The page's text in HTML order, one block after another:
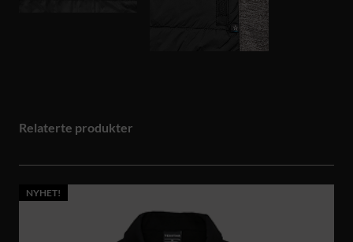
Relaterte produkter
NYHET!